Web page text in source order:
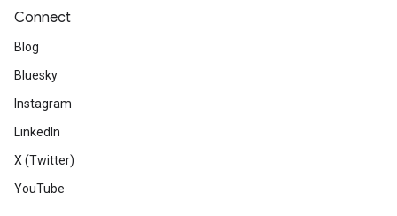
Connect
Blog
Bluesky
Instagram
LinkedIn
X (Twitter)
YouTube